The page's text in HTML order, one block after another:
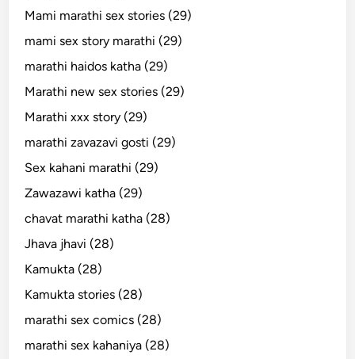
Mami marathi sex stories (29)
mami sex story marathi (29)
marathi haidos katha (29)
Marathi new sex stories (29)
Marathi xxx story (29)
marathi zavazavi gosti (29)
Sex kahani marathi (29)
Zawazawi katha (29)
chavat marathi katha (28)
Jhava jhavi (28)
Kamukta (28)
Kamukta stories (28)
marathi sex comics (28)
marathi sex kahaniya (28)